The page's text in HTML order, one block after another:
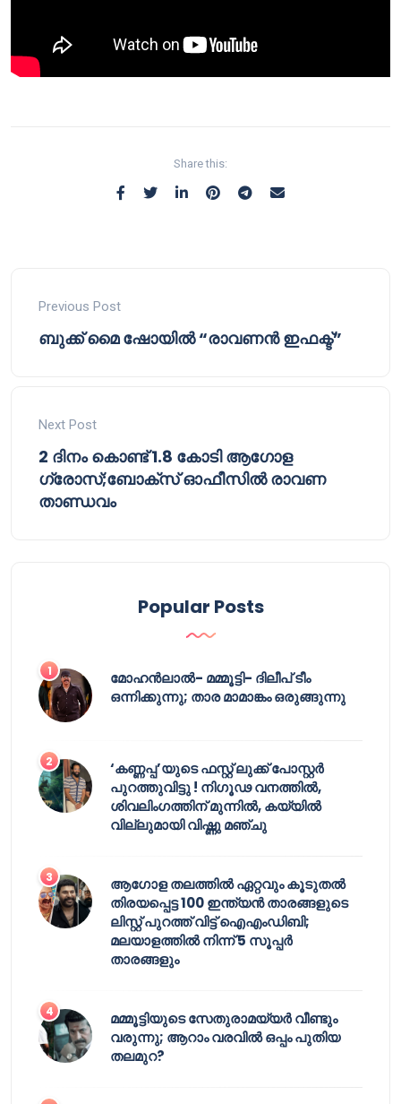
Share this:
Previous Post
ബുക്ക് മൈ ഷോയിൽ “രാവണൻ ഇഫക്ട്”
Next Post
2 ദിനം കൊണ്ട് 1.8 കോടി ആഗോള
ഗ്രോസ്;ബോക്സ് ഓഫീസിൽ രാവണ
താണ്ഡവം
Popular Posts
മോഹൻലാൽ- മമ്മൂട്ടി- ദിലീപ് ടീം
ഒന്നിക്കുന്നു; താര മാമാങ്കം ഒരുങ്ങുന്നു
‘കണ്ണപ്പ’യുടെ ഫസ്റ്റ് ലുക്ക് പോസ്റ്റർ
പുറത്തുവിട്ടു ! നിഗൂഢ വനത്തിൽ,
ശിവലിംഗത്തിന് മുന്നിൽ, കയ്യിൽ
വില്ലുമായി വിഷ്ണു മഞ്ചു
ആഗോള തലത്തിൽ ഏറ്റവും കൂടുതൽ
തിരയപ്പെട്ട 100 ഇന്ത്യൻ താരങ്ങളുടെ
ലിസ്റ്റ് പുറത്ത് വിട്ട് ഐഎംഡിബി;
മലയാളത്തിൽ നിന്ന് 5 സൂപ്പർ
താരങ്ങളും
മമ്മൂട്ടിയുടെ സേതുരാമയ്യർ വീണ്ടും
വരുന്നു; ആറാം വരവിൽ ഒപ്പം പുതിയ
തലമുറ?